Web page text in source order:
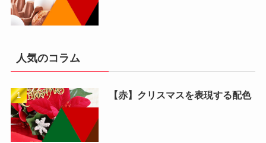
人気のコラム
【赤】クリスマスを表現する配色